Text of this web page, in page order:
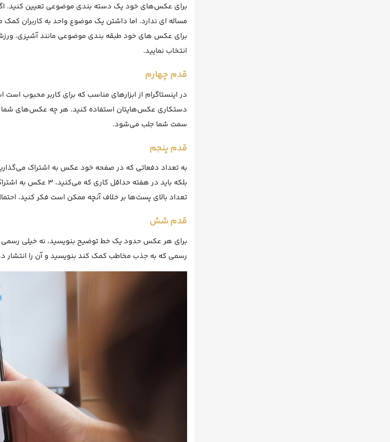
برای عکس‌های خود یک دسته بندی موضوعی تعیین کنید.
مساله ای ندارد. اما داشتن یک موضوع واحد به کاربران
برای عکس های خود طبقه بندی موضوعی مانند آشپزی،
انتخاب نمایید.
قدم چهارم
در اینستاگرام از ابزارهای مناسب که برای کاربر محبوب
دستکاری عکس‌هایتان استفاده کنید. هر چه عکس‌های شما
سمت شما جلب می‌شود.
قدم پنجم
بلکه باید در هفته
تعداد بالای پست‌ها بر خلاف آنچه ممکن است فکر کنید،
قدم شش
برای هر عکس حدود یک خط توضیح بنویسید، نه خیلی رسمی
رسمی که به جذب مخاطب کمک کند بنویسید و آن را انتشار